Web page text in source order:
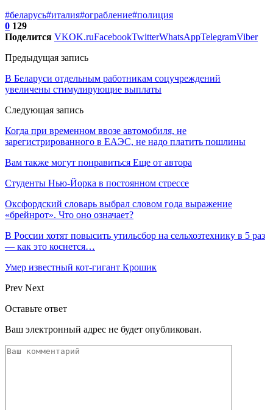
#беларусь#италия#ограбление#полиция
0 129
Поделится VKOK.ruFacebookTwitterWhatsAppTelegramViber
Предыдущая запись
В Беларуси отдельным работникам соцучреждений
увеличены стимулирующие выплаты
Следующая запись
Когда при временном ввозе автомобиля, не
зарегистрированного в ЕАЭС, не надо платить пошлины
Вам также могут понравиться Еще от автора
Студенты Нью-Йорка в постоянном стрессе
Оксфордский словарь выбрал словом года выражение
«брейнрот». Что оно означает?
В России хотят повысить утильсбор на сельхозтехнику в 5 раз
— как это коснется…
Умер известный кот-гигант Крошик
Prev Next
Оставьте ответ
Ваш электронный адрес не будет опубликован.